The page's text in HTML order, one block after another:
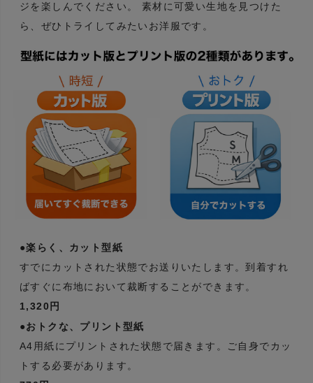
ジを楽しんでください。 素材に可愛い生地を見つけた
ら、ぜひトライしてみたいお洋服です。
●楽らく、カット型紙
すでにカットされた状態でお送りいたします。到着すれ
ばすぐに布地において裁断することができます。
1,320円
●おトクな、プリント型紙
A4用紙にプリントされた状態で届きます。ご自身でカッ
トする必要があります。